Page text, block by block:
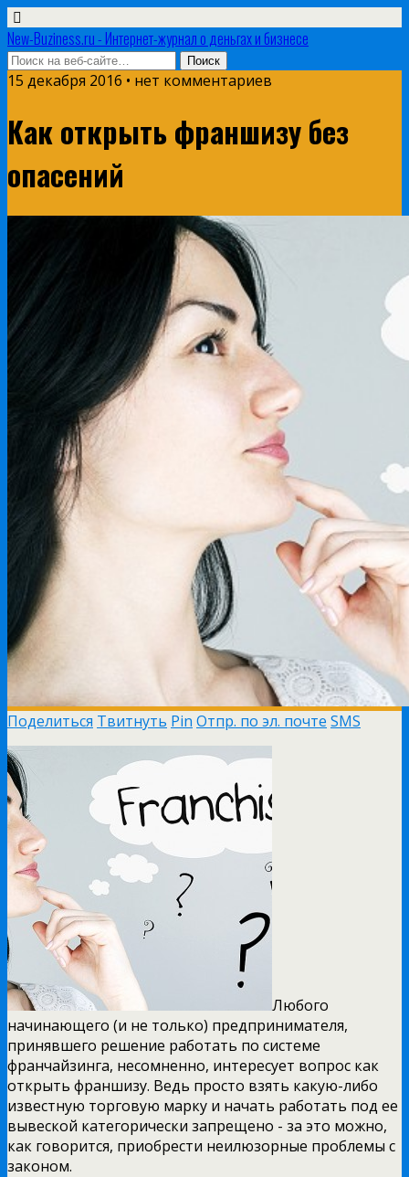
New-Buziness.ru - Интернет-журнал о деньгах и бизнесе
15 декабря 2016 • нет комментариев
Как открыть франшизу без
опасений
Поделиться Твитнуть Pin Отпр. по эл. почте SMS
Любого
начинающего (и не только) предпринимателя,
принявшего решение работать по системе
франчайзинга, несомненно, интересует вопрос как
открыть франшизу. Ведь просто взять какую-либо
известную торговую марку и начать работать под ее
вывеской категорически запрещено - за это можно,
как говорится, приобрести неилюзорные проблемы с
законом.